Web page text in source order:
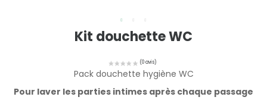
Kit douchette WC
Pack douchette hygiène WC
Pour laver les parties intimes après chaque passage